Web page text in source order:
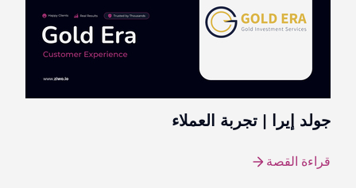
جولد إيرا | تجربة العملاء
قراءة القصة